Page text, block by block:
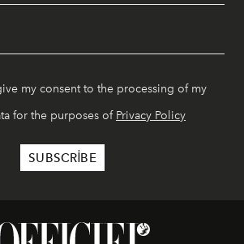
my consent to the processing of my
for the purposes of Privacy Policy